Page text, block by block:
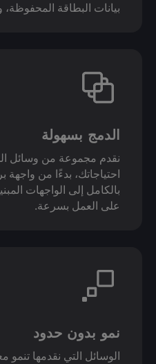
بيانات البطاقة المحفوظة،
الدمج بسهولة
نقدم مجموعة من وسائل
احتياجاتك، بدءًا من
بالكامل إلى الواجهات
على العمل بسرعة.
نمو بدون حدود
الوسائل التي نقدمها